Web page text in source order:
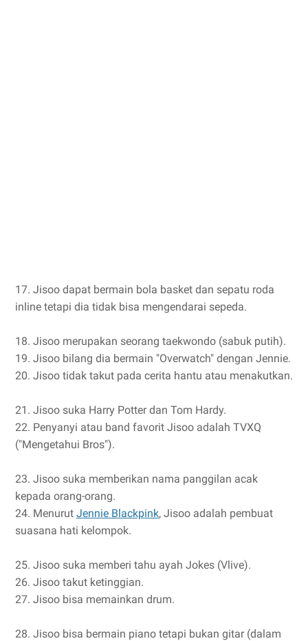
17. Jisoo dapat bermain bola basket dan sepatu roda
inline tetapi dia tidak bisa mengendarai sepeda.
18. Jisoo merupakan seorang taekwondo (sabuk putih).
19. Jisoo bilang dia bermain "Overwatch" dengan Jennie.
20. Jisoo tidak takut pada cerita hantu atau menakutkan.
21. Jisoo suka Harry Potter dan Tom Hardy.
22. Penyanyi atau band favorit Jisoo adalah TVXQ
("Mengetahui Bros").
23. Jisoo suka memberikan nama panggilan acak
kepada orang-orang.
24. Menurut Jennie Blackpink, Jisoo adalah pembuat
suasana hati kelompok.
25. Jisoo suka memberi tahu ayah Jokes (Vlive).
26. Jisoo takut ketinggian.
27. Jisoo bisa memainkan drum.
28. Jisoo bisa bermain piano tetapi bukan gitar (dalam